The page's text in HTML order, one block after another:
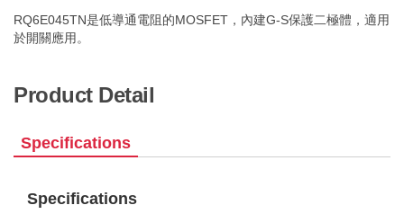
RQ6E045TN是低導通電阻的MOSFET，內建G-S保護二極體，適用
於開關應用。
Product Detail
Specifications
Specifications